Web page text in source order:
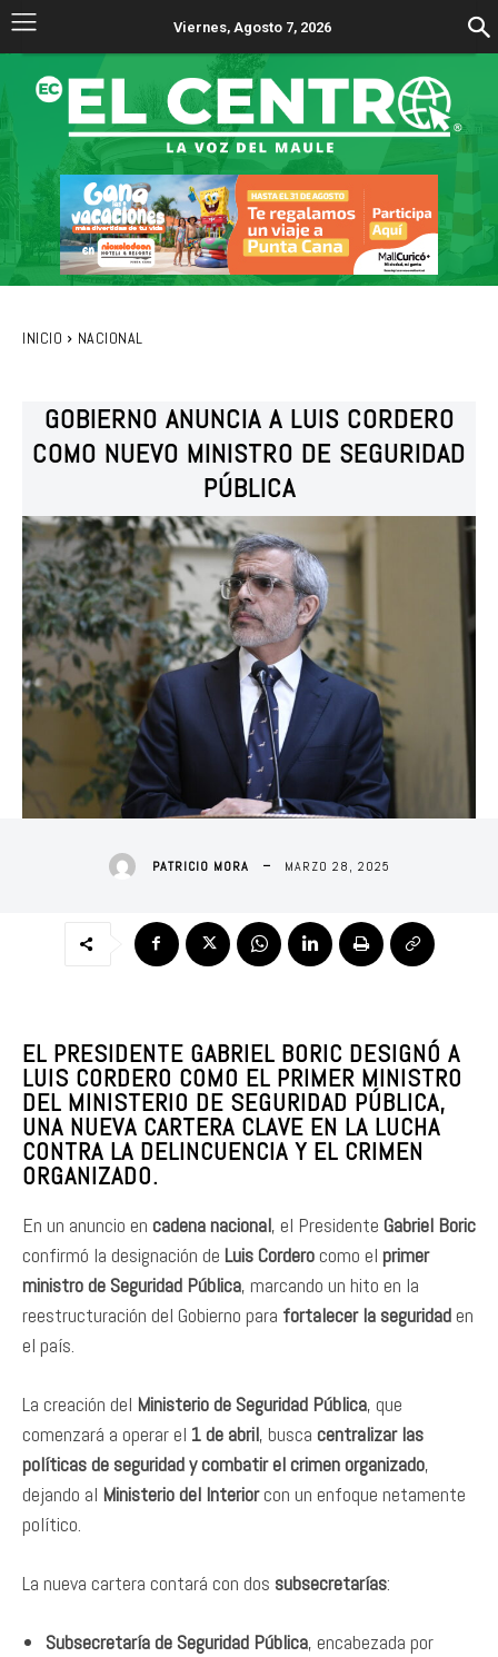
Viernes, Agosto 7, 2026
INICIO NACIONAL
GOBIERNO ANUNCIA A LUIS CORDERO
COMO NUEVO MINISTRO DE SEGURIDAD
PÚBLICA
PATRICIO MORA MARZO 28, 2025
EL PRESIDENTE GABRIEL BORIC DESIGNÓ A
LUIS CORDERO COMO EL PRIMER MINISTRO
DEL MINISTERIO DE SEGURIDAD PÚBLICA,
UNA NUEVA CARTERA CLAVE EN LA LUCHA
CONTRA LA DELINCUENCIA Y EL CRIMEN
ORGANIZADO.
En un anuncio en cadena nacional, el Presidente Gabriel Boric
confirmó la designación de Luis Corderocomo el primer
ministro de Seguridad Pública, marcando un hito en la
reestructuración del Gobierno para fortalecer la seguridaden
el país.
La creación del Ministerio de Seguridad Pública, que
comenzará a operar el 1 de abril, busca centralizar las
políticas de seguridad y combatir el crimen organizado,
dejando al Ministerio del Interiorcon un enfoque netamente
político.
La nueva cartera contará con dos subsecretarías:
Subsecretaría de Seguridad Pública, encabezada por